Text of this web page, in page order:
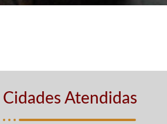
Cidades Atendidas